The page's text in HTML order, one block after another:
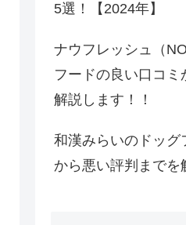
5選！【2024年】
ナウフレッシュ（
フードの良い口コミ
解説します！！
和漢みらいのドッグ
から悪い評判までを